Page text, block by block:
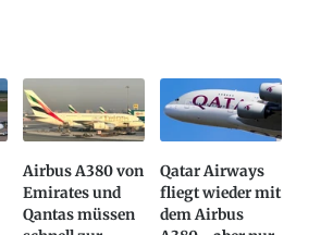
Airbus A380 von
Emirates und
Qantas müssen
Qatar Airways
fliegt wieder mit
dem Airbus